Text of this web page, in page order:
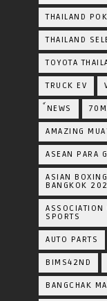
THAILAND
THAILAND
TOYOTA​
TRUCK EV
์NEWS
AMAZING
ASEAN PARA
ASIAN
BANGKOK
ASSOCIATION
SPORTS
AUTO PARTS
BIMS42ND
BANGCHAK